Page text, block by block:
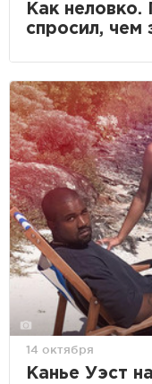
Как неловко.
спросил, чем
14 октября
Канье Уэст